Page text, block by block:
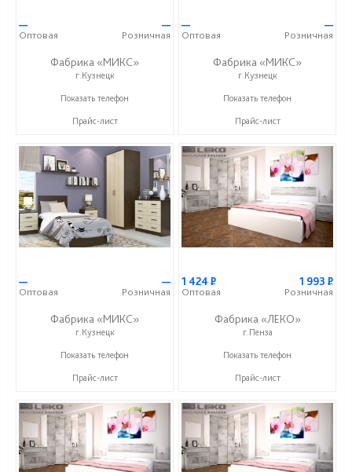
—
Оптовая
—
Розничная
Фабрика «МИКС»
г.Кузнецк
+7 (937) 423-36-37
Показать телефон
Прайс-лист
—
Оптовая
—
Розничная
Фабрика «МИКС»
г.Кузнецк
+7 (937) 423-36-37
Показать телефон
Прайс-лист
—
Оптовая
—
Розничная
Фабрика «МИКС»
г.Кузнецк
+7 (937) 423-36-37
Показать телефон
Прайс-лист
1 424 Р
Оптовая
1 993 Р
Розничная
Фабрика «ЛЕКО»
г.Пенза
+7 (800) 222-93-90
Показать телефон
Прайс-лист